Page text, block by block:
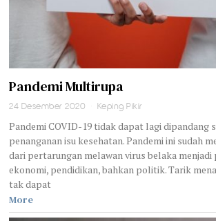
Pandemi Multirupa
24 Desember 2020 Keping Pikir
Pandemi COVID-19 tidak dapat lagi dipandang
penanganan isu kesehatan. Pandemi ini sudah
dari pertarungan melawan virus belaka menjadi
ekonomi, pendidikan, bahkan politik. Tarik
tak dapat
More